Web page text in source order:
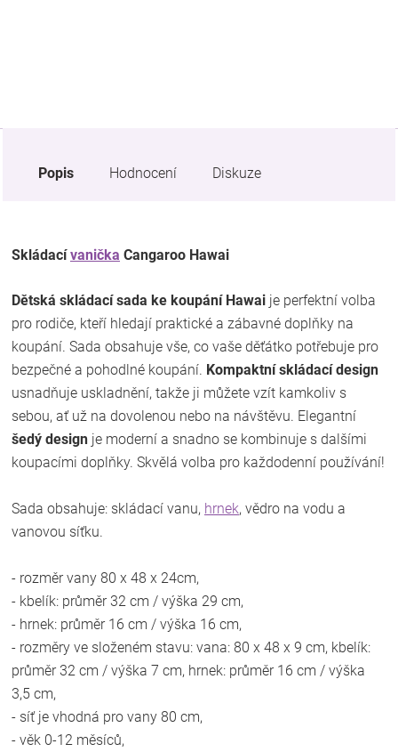
Popis Hodnocení Diskuze
Skládacívanička Cangaroo Hawai
Dětská skládací sada ke koupání Hawai je perfektní volba
pro rodiče, kteří hledají praktické a zábavné doplňky na
koupání. Sada obsahuje vše, co vaše děťátko potřebuje pro
bezpečné a pohodlné koupání. Kompaktní skládací design
usnadňuje uskladnění, takže ji můžete vzít kamkoliv s
sebou, ať už na dovolenou nebo na návštěvu. Elegantní
šedý design je moderní a snadno se kombinuje s dalšími
koupacími doplňky. Skvělá volba pro každodenní používání!
Sada obsahuje: skládací vanu, hrnek, vědro na vodu a
vanovou síťku.
- rozměr vany 80 x 48 x 24cm,
- kbelík: průměr 32 cm / výška 29 cm,
- hrnek: průměr 16 cm / výška 16 cm,
- rozměry ve složeném stavu: vana: 80 x 48 x 9 cm, kbelík:
průměr 32 cm / výška 7 cm, hrnek: průměr 16 cm / výška
3,5 cm,
- síť je vhodná pro vany 80 cm,
- věk 0-12 měsíců,